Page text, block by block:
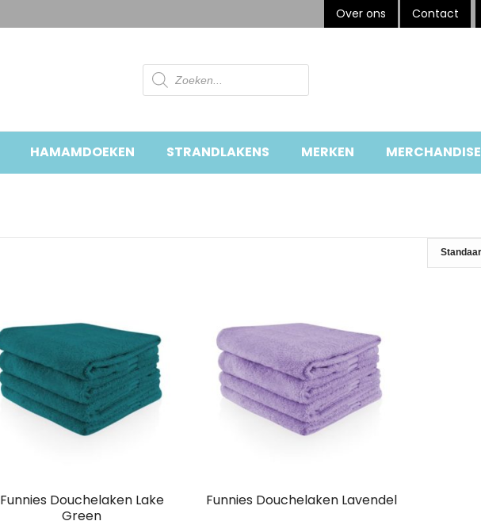
Over ons Contact
Producten
zoeken
HAMAMDOEKEN STRANDLAKENS MERKEN MERCHANDISE
Funnies Douchelaken Lake
Green
Funnies Douchelaken Lavendel